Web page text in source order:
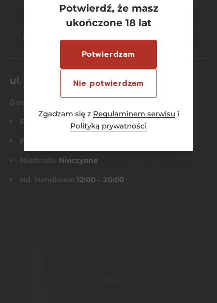
Potwierdź, że masz
ukończone 18 lat
Potwierdzam
Nie potwierdzam
Zgadzam się z Regulaminem serwisu i
Polityką prywatności
bezpieczne
szeroki wybór
ul. Dworcowa 26/6
Godziny otwarcia
Pn-Czw: 8:00 – 21:00
Pt-Sob:
Niedziela: Nieczynne
Nd. Handlowa: 12:00 – 20:00